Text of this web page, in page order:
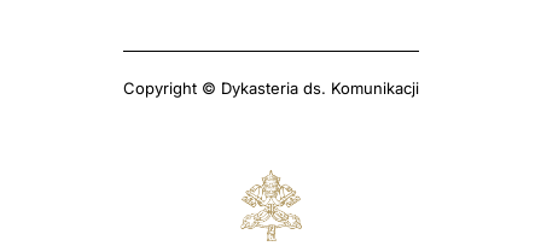
Copyright © Dykasteria ds. Komunikacji